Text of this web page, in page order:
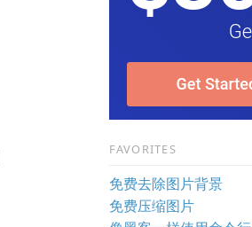
FAVORITES
免费去除图片背景
免费压缩图片